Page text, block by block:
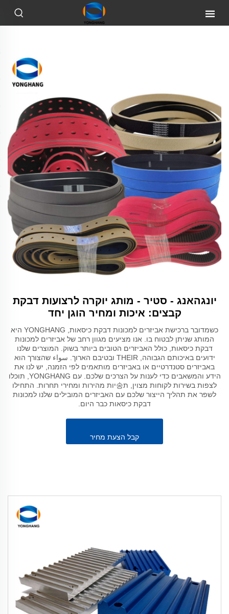
יונגהאנג - סטיר - מותג יוקרה לרצועות דבקת
קבצים: איכות ומחיר הוגן יחד
כשמדובר ברכישת אביזרים למכונות דבקת כיסאות, YONGHANG היא
המותג שניתן לבטוח בו. אנו מציעים מגוון רחב של אביזרים למכונות
דבקת כיסאות, כולל האביזרים הטובים ביותר בשוק. המוצרים שלנו
ידועים באיכותם הגבוהה, THEIR ובטיבם הארוך. سواء שהצורך הוא
באביזרים סטנדרטיים או באביזרים מותאמים לפי הזמנה, יש לנו את
הידע והמשאבים כדי לענות על הצרכים שלכם. עם YONGHANG, תוכלו
לצפות בשירות לקוחות מצוין, ת송יות מהירות ומחירי תחרות. התחילו
לשפר את תהליך הייצור שלכם עם האביזרים המובילים שלנו למכונות
דבקת כיסאות כבר היום.
קבל הצעת מחיר